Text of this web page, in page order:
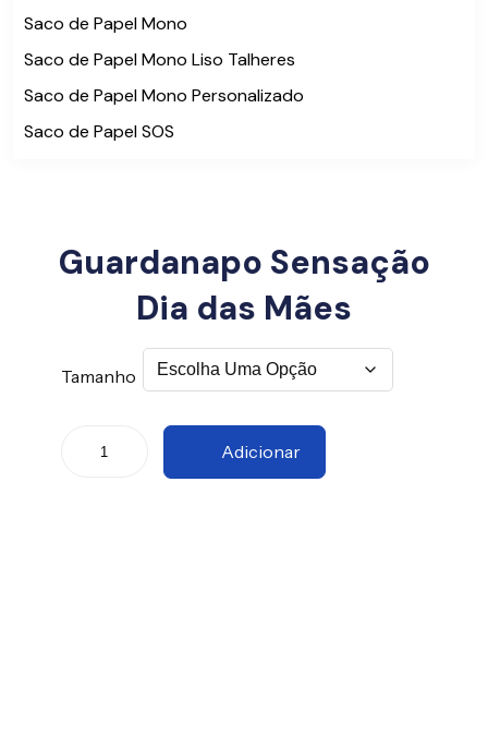
Saco de Papel Mono
Saco de Papel Mono Liso Talheres
Saco de Papel Mono Personalizado
Saco de Papel SOS
Guardanapo Sensação
Dia das Mães
Tamanho
Adicionar